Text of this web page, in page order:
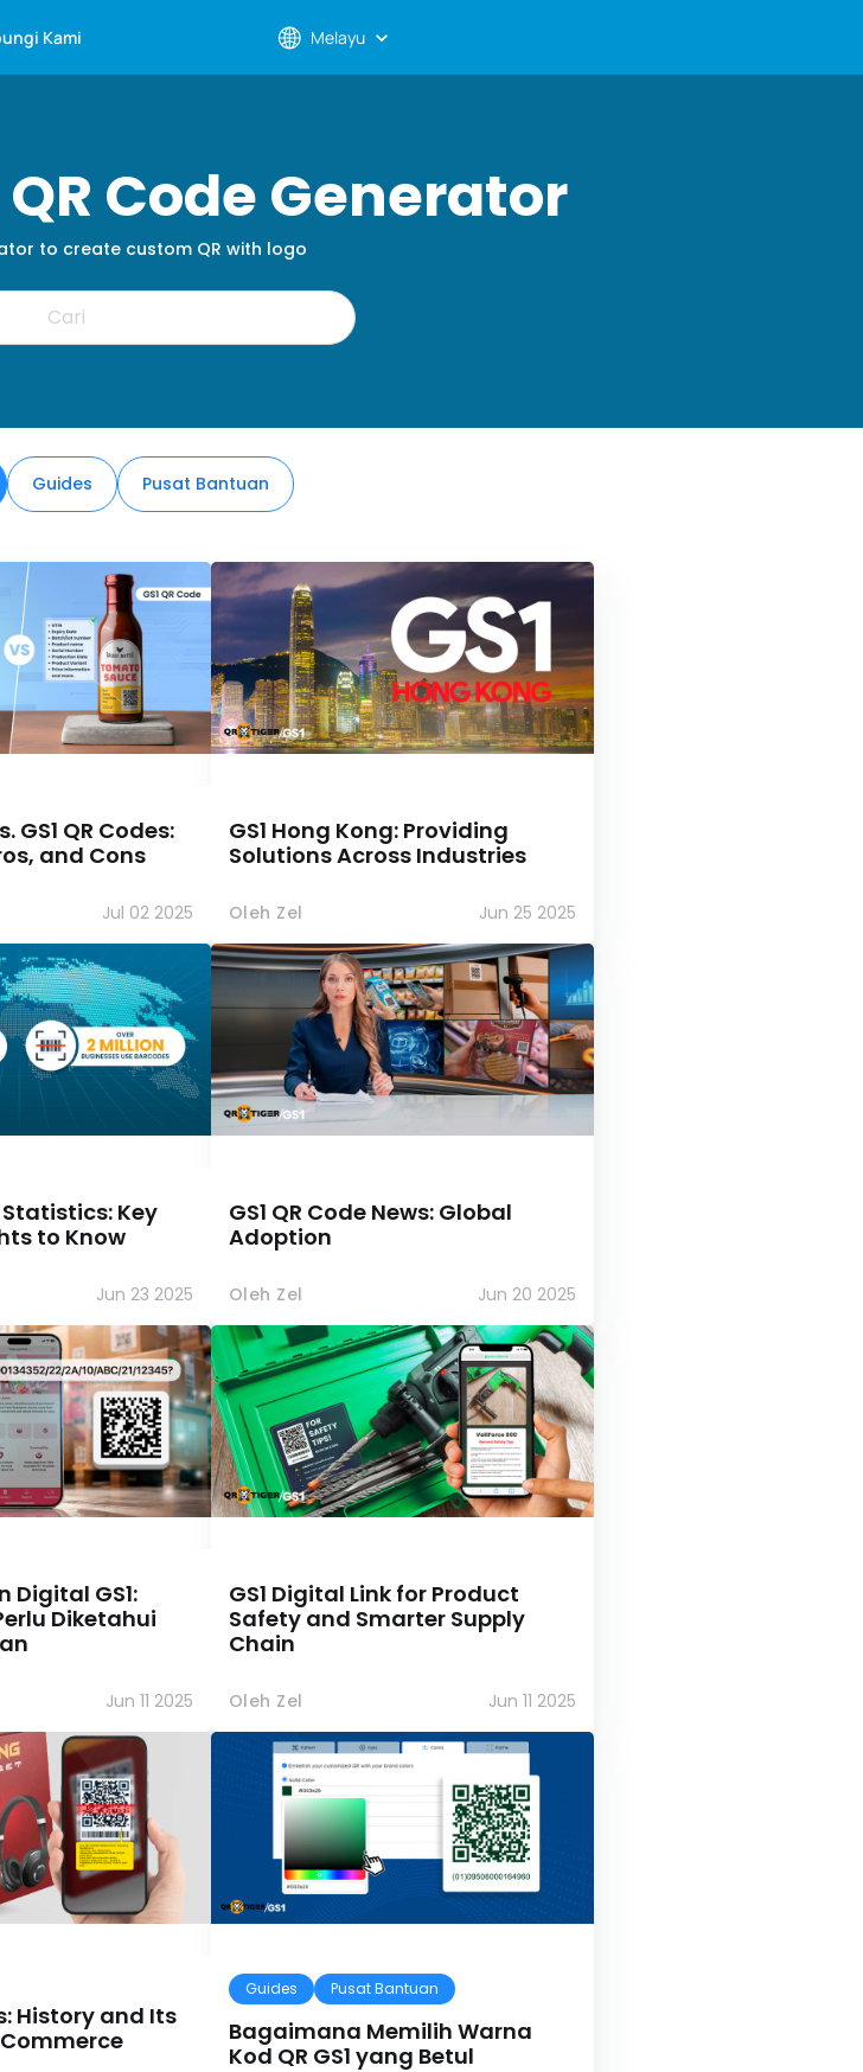
Kami Melayu
Code Generator
to create custom QR with logo
Guides Pusat Bantuan
GS1 QR Codes:
and Cons
Jul 02 2025
GS1 Hong Kong: Providing
Solutions Across Industries
Oleh Zel Jun 25 2025
Key
to Know
Jun 23 2025
GS1 QR Code News: Global
Adoption
Oleh Zel Jun 20 2025
Digital GS1:
Diketahui
Jun 11 2025
GS1 Digital Link for Product
Safety and Smarter Supply
Chain
Oleh Zel Jun 11 2025
History and Its
Guides Pusat Bantuan
Bagaimana Memilih Warna
Kod QR GS1 yang Betul